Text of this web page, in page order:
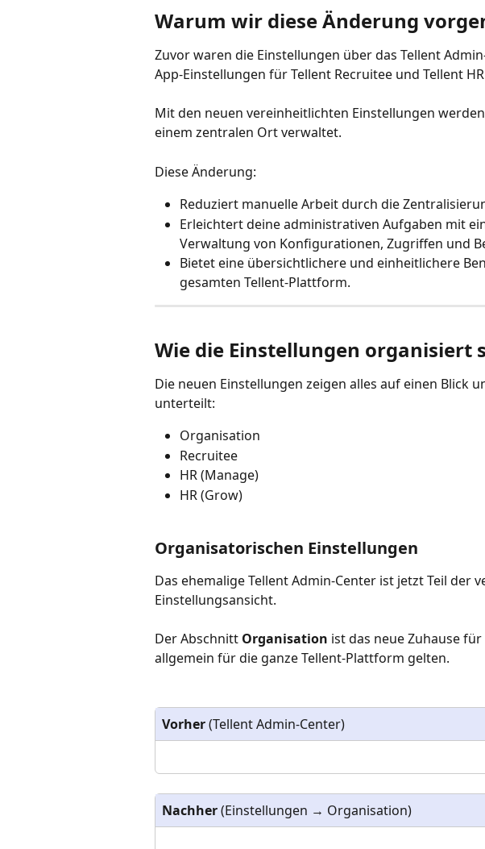
Warum wir diese Änderung
Zuvor waren die Einstellungen über das Tellent
App-Einstellungen für Tellent Recruitee und Tellent
Mit den neuen vereinheitlichten Einstellungen
einem zentralen Ort verwaltet.
Diese Änderung:
Reduziert manuelle Arbeit durch die
Erleichtert deine administrativen Aufgaben mit
Verwaltung von Konfigurationen, Zugriffen und
Bietet eine übersichtlichere und einheitlichere
gesamten Tellent-Plattform.
Wie die Einstellungen organisiert
Die neuen Einstellungen zeigen alles auf einen Blick
unterteilt:
Organisation
Recruitee
HR (Manage)
HR (Grow)
Organisatorischen Einstellungen
Das ehemalige Tellent Admin-Center ist jetzt Teil der
Einstellungsansicht.
Der Abschnitt Organisation ist das neue Zuhause
allgemein für die ganze Tellent-Plattform gelten.
Vorher (Tellent Admin-Center)
Nachher (Einstellungen → Organisation)